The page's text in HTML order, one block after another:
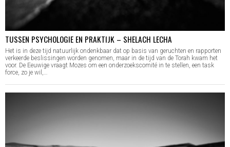
TUSSEN PSYCHOLOGIE EN PRAKTIJK – SHELACH LECHA
Het is in deze tijd natuurlijk ondenkbaar dat op basis van geruchten en rapporten
verkeerde beslissingen worden genomen, maar in de tijd van de Torah kwam het
voor. De Eeuwige vraagt Mozes om een onderzoekscomité in te stellen, een task
force, zo je wil,…